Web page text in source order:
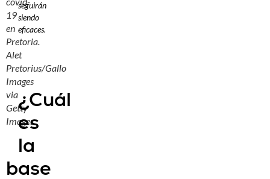
19
en
Pretoria.
Alet
Pretorius/Gallo
Images
via
Getty
Images
seguirán
siendo
eficaces.
¿Cuál
es
la
base